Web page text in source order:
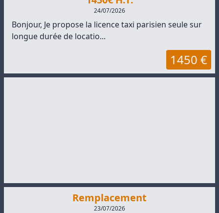
24/07/2026
Bonjour, Je propose la licence taxi parisien seule sur
longue durée de locatio...
1450 €
Remplacement
23/07/2026